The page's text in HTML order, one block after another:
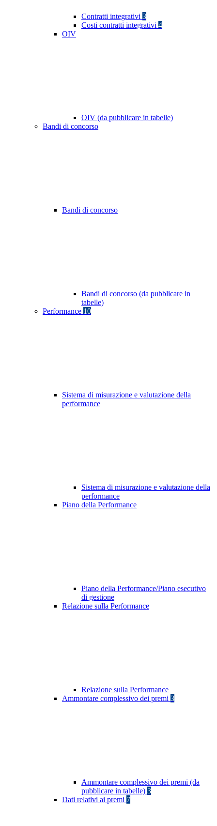
Contratti integrativi 3
Costi contratti integrativi 4
OIV
OIV (da pubblicare in tabelle)
Bandi di concorso
Bandi di concorso
Bandi di concorso (da pubblicare in
tabelle)
Performance 10
Sistema di misurazione e valutazione della
performance
Sistema di misurazione e valutazione della
performance
Piano della Performance
Piano della Performance/Piano esecutivo
di gestione
Relazione sulla Performance
Relazione sulla Performance
Ammontare complessivo dei premi 3
Ammontare complessivo dei premi (da
pubblicare in tabelle) 3
Dati relativi ai premi 7